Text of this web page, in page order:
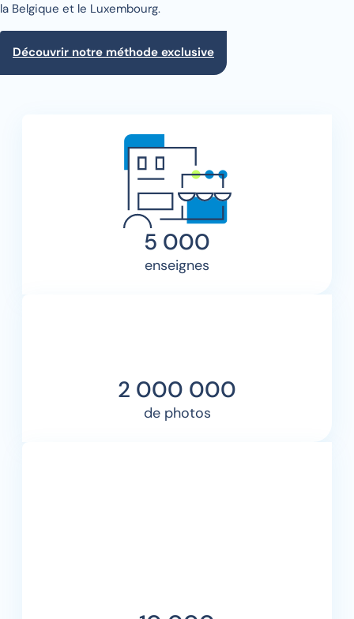
la Belgique et le Luxembourg.
Découvrir notre méthode exclusive
5 000
enseignes
2 000 000
de photos